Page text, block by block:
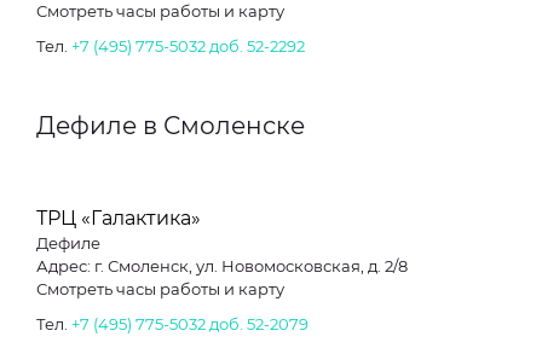
Смотреть часы работы и карту
Тел. +7 (495) 775-5032 доб. 52-2292
Дефиле в Смоленске
ТРЦ «Галактика»
Дефиле
Адрес: г. Смоленск, ул. Новомосковская, д. 2/8
Смотреть часы работы и карту
Тел. +7 (495) 775-5032 доб. 52-2079